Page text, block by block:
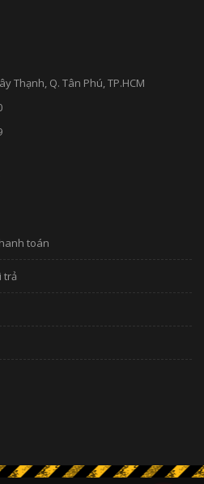
Thạnh, Q. Tân Phú, TP.HCM
toán
trả